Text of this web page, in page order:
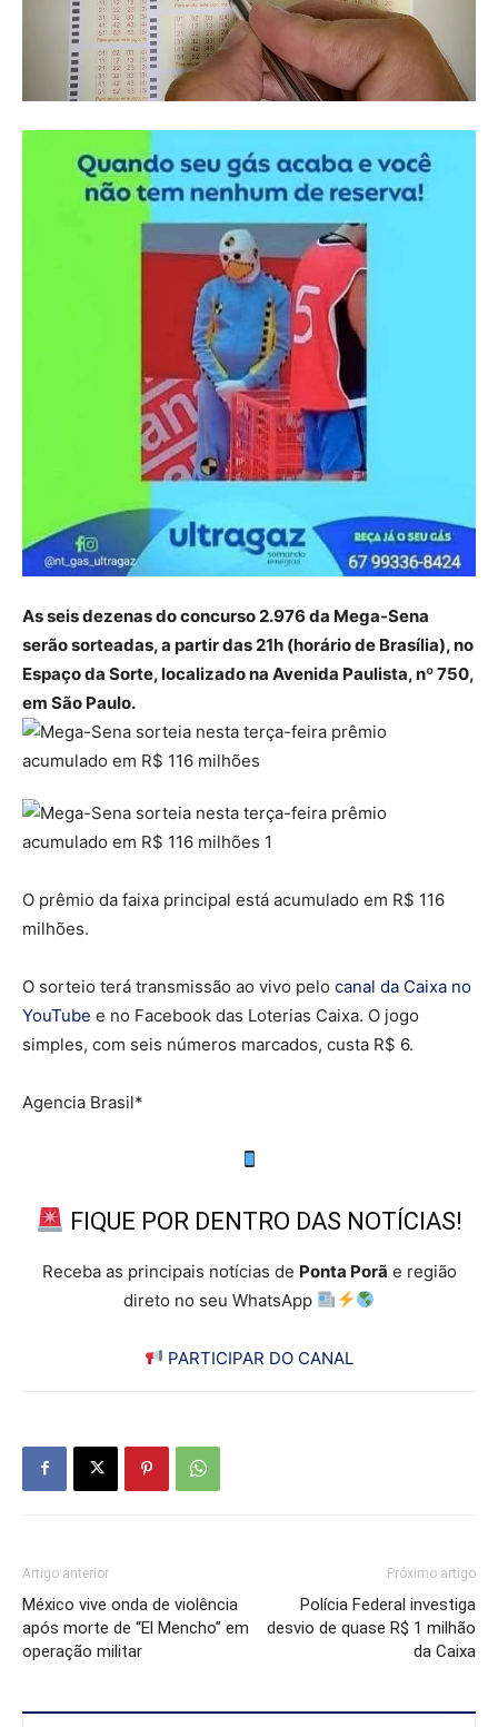
As seis dezenas do concurso 2.976 da Mega-Sena
serão sorteadas, a partir das 21h (horário de Brasília), no
Espaço da Sorte, localizado na Avenida Paulista, nº 750,
em São Paulo.
O prêmio da faixa principal está acumulado em R$ 116
milhões.
O sorteio terá transmissão ao vivo pelo canal da Caixa no
YouTube e no Facebook das Loterias Caixa. O jogo
simples, com seis números marcados, custa R$ 6.
Agencia Brasil*
FIQUE POR DENTRO DAS NOTÍCIAS!
Receba as principais notícias de Ponta Porã e região
direto no seu WhatsApp
PARTICIPAR DO CANAL
Artigo anterior
México vive onda de violência
após morte de “El Mencho” em
operação militar
Próximo artigo
Polícia Federal investiga
desvio de quase R$ 1 milhão
da Caixa